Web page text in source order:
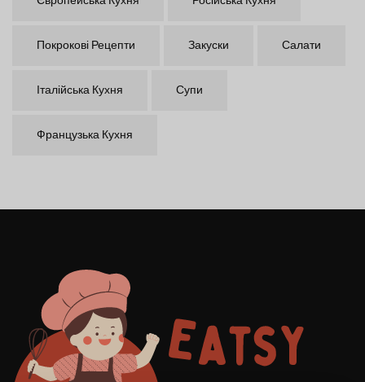
Покрокові Рецепти Закуски Салати
Італійська Кухня Супи
Французька Кухня